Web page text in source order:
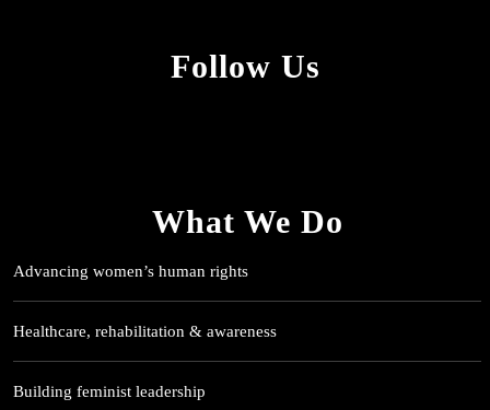
Follow Us
What We Do
Advancing women’s human rights
Healthcare, rehabilitation & awareness
Building feminist leadership